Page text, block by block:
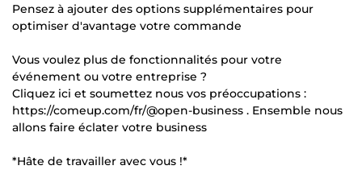
Pensez à ajouter des options supplémentaires pour
optimiser d'avantage votre commande
Vous voulez plus de fonctionnalités pour votre
événement ou votre entreprise ?
Cliquez ici et soumettez nous vos préoccupations :
https://comeup.com/fr/@open-business . Ensemble nous
allons faire éclater votre business
*Hâte de travailler avec vous !*